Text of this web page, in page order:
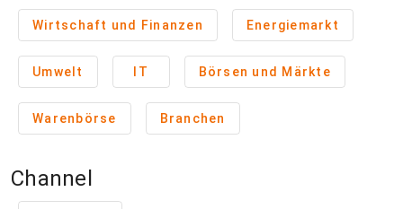
Wirtschaft und Finanzen Energiemarkt
Umwelt IT Börsen und Märkte
Warenbörse Branchen
Channel